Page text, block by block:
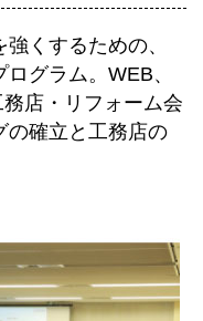
くするための、
グラム。WEB、
店・リフォーム会
の確立と工務店の